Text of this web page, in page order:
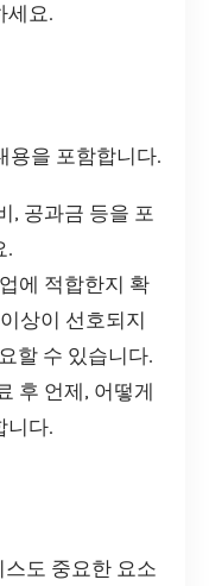
세요.
용을 포함합니다.
, 공과금 등을 포
.
에 적합한지 확
상이 선호되지
할 수 있습니다.
후 언제, 어떻게
니다.
도 중요한 요소